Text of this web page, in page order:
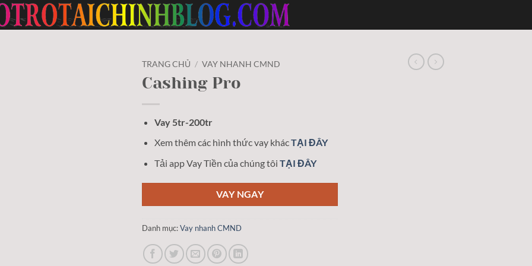
TRANG CHỦ / VAY NHANH CMND
Cashing Pro
Vay 5tr-200tr
Xem thêm các hình thức vay khácTẠI ĐÂY
Tải app Vay Tiền của chúng tôi TẠI ĐÂY
VAY NGAY
Danh mục:Vay nhanh CMND